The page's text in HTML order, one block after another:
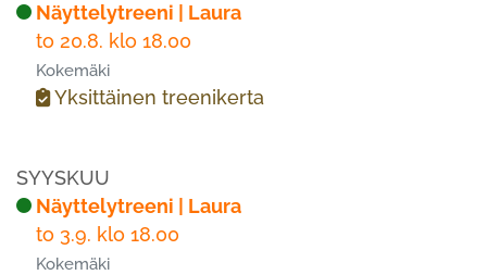
Näyttelytreeni | Laura
to 20.8. klo 18.00
Kokemäki
Yksittäinen treenikerta
SYYSKUU
Näyttelytreeni | Laura
to 3.9. klo 18.00
Kokemäki